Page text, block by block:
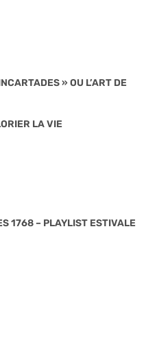
» OU L’ART DE
LA VIE
1768 – PLAYLIST ESTIVALE